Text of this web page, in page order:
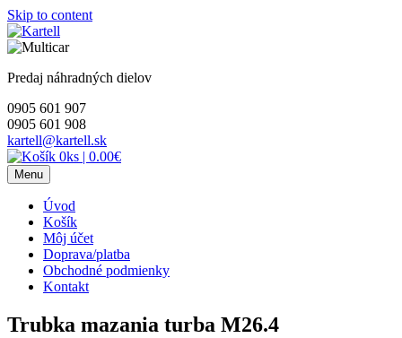
Skip to content
Predaj náhradných dielov
0905 601 907
0905 601 908
kartell@kartell.sk
0ks | 0.00€
Menu
Úvod
Košík
Môj účet
Doprava/platba
Obchodné podmienky
Kontakt
Trubka mazania turba M26.4